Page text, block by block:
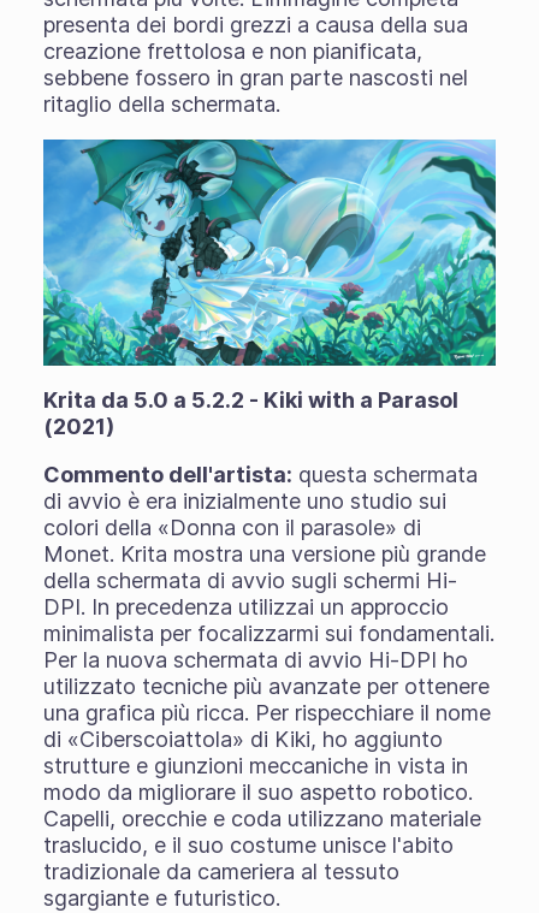
presenta dei bordi grezzi a causa della sua
creazione frettolosa e non pianificata,
sebbene fossero in gran parte nascosti nel
ritaglio della schermata.
Krita da 5.0 a 5.2.2 - Kiki with a Parasol
(2021)
Commento dell'artista: questa schermata
di avvio è era inizialmente uno studio sui
colori della «Donna con il parasole» di
Monet. Krita mostra una versione più grande
della schermata di avvio sugli schermi Hi-
DPI. In precedenza utilizzai un approccio
minimalista per focalizzarmi sui fondamentali.
Per la nuova schermata di avvio Hi-DPI ho
utilizzato tecniche più avanzate per ottenere
una grafica più ricca. Per rispecchiare il nome
di «Ciberscoiattola» di Kiki, ho aggiunto
strutture e giunzioni meccaniche in vista in
modo da migliorare il suo aspetto robotico.
Capelli, orecchie e coda utilizzano materiale
traslucido, e il suo costume unisce l'abito
tradizionale da cameriera al tessuto
sgargiante e futuristico.